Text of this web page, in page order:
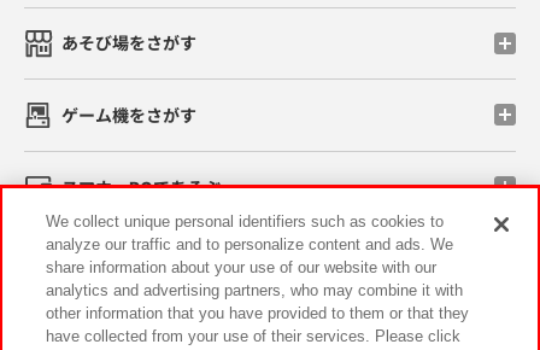
あそび場をさがす
ゲーム機をさがす
スマホ・PCであそぶ
イベント・キャンペーン
We collect unique personal identifiers such as cookies to
analyze our traffic and to personalize content and ads. We
share information about your use of our website with our
analytics and advertising partners, who may combine it with
other information that you have provided to them or that they
have collected from your use of their services. Please click